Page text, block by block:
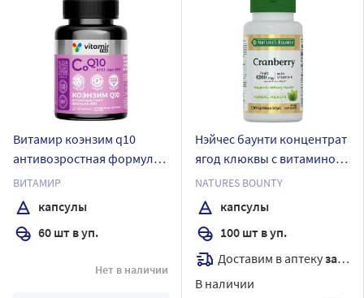
Витамир коэнзим q10
антивозростная формула
300 60 шт. капсулы массой
498 мг
ВИТАМИР
капсулы
60 шт в уп.
Нет в наличии
Нэйчес баунти концентрат
ягод клюквы с витамином
с 100 шт. капсулы массой
372 мг
NATURES BOUNTY
капсулы
100 шт в уп.
Доставим в аптекузавтра
В наличии